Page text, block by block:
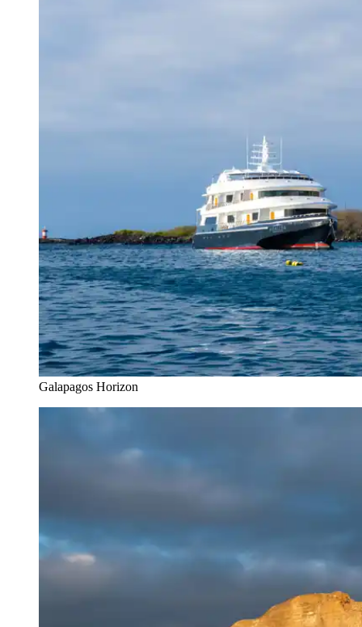
Galapagos Horizon